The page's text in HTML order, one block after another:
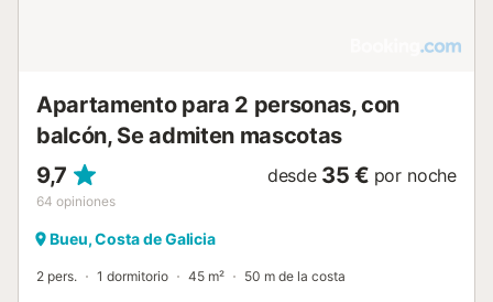
Apartamento para 2 personas, con
balcón, Se admiten mascotas
9,7
64 opiniones
desde 35 € por noche
Bueu, Costa de Galicia
2 pers. 1 dormitorio 45 m² 50 m de la costa